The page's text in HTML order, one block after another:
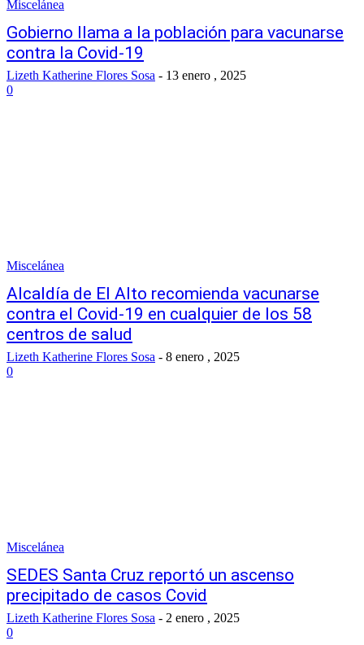
Miscelánea
Gobierno llama a la población para vacunarse
contra la Covid-19
Lizeth Katherine Flores Sosa - 13 enero , 2025
0
Miscelánea
Alcaldía de El Alto recomienda vacunarse
contra el Covid-19 en cualquier de los 58
centros de salud
Lizeth Katherine Flores Sosa - 8 enero , 2025
0
Miscelánea
SEDES Santa Cruz reportó un ascenso
precipitado de casos Covid
Lizeth Katherine Flores Sosa - 2 enero , 2025
0